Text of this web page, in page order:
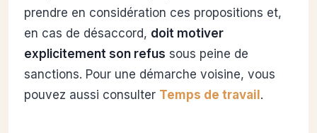
prendre en considération ces propositions et,
en cas de désaccord, doit motiver
explicitement son refus sous peine de
sanctions. Pour une démarche voisine, vous
pouvez aussi consulter Temps de travail.